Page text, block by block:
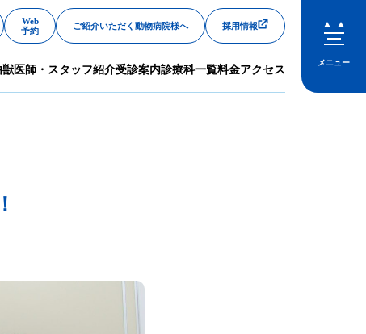
Web
予約
ご紹介いただく動物病院様へ 採用情報
獣医師・スタッフ紹介受診案内診療科一覧料金アクセス
メニュー